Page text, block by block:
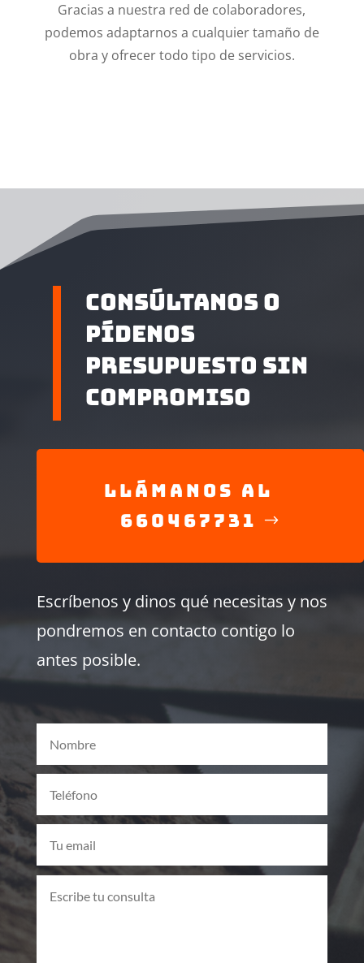
Gracias a nuestra red de colaboradores,
podemos adaptarnos a cualquier tamaño de
obra y ofrecer todo tipo de servicios.
Consúltanos o
pídenos
presupuesto sin
compromiso
LLÁMANOS AL
660467731
Escríbenos y dinos qué necesitas y nos
pondremos en contacto contigo lo
antes posible.